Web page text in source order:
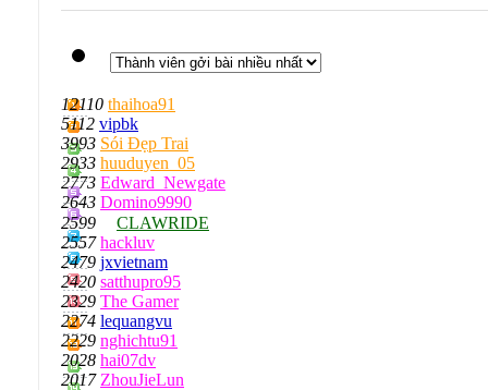
12110 thaihoa91
5112 vipbk
3993 Sói Đẹp Trai
2933 huuduyen_05
2773 Edward_Newgate
2643 Domino9990
2599
CLAWRIDE
2557hackluv
2479 jxvietnam
2420 satthupro95
2329 The Gamer
2274 lequangvu
2229 nghichtu91
2028 hai07dv
2017 ZhouJieLun